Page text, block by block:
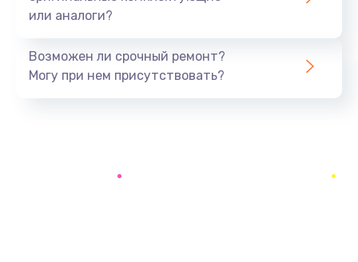
Замена USB порта
Заказать
или аналоги?
Возможен ли срочный ремонт?
Могу при нем присутствовать?